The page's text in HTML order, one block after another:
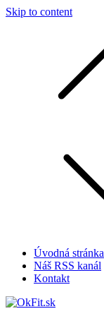
Skip to content
Úvodná stránka
Náš RSS kanál
Kontakt